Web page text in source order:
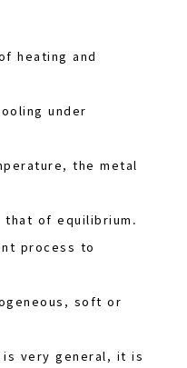
heating and
under
the metal
of equilibrium.
process to
soft or
very general, it is